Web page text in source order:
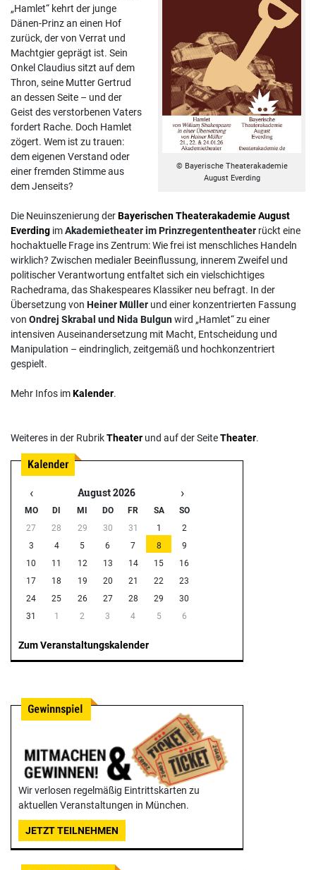
© Bayerische Theaterakademie
August Everding
„Hamlet“ kehrt der junge
Dänen-Prinz an einen Hof
zurück, der von Verrat und
Machtgier geprägt ist. Sein
Onkel Claudius sitzt auf dem
Thron, seine Mutter Gertrud
an dessen Seite – und der
Geist des verstorbenen Vaters
fordert Rache. Doch Hamlet
zögert. Wem ist zu trauen:
dem eigenen Verstand oder
einer fremden Stimme aus
dem Jenseits?
Die Neuinszenierung derBayerischen Theaterakademie August
Everding imAkademietheater im Prinzregententheater rückt eine
hochaktuelle Frage ins Zentrum: Wie frei ist menschliches Handeln
wirklich? Zwischen medialer Beeinflussung, innerem Zweifel und
politischer Verantwortung entfaltet sich ein vielschichtiges
Rachedrama, das Shakespeares Klassiker neu befragt. In der
Übersetzung von Heiner Müller und einer konzentrierten Fassung
von Ondrej Skrabal und Nida Bulgunwird „Hamlet“ zu einer
intensiven Auseinandersetzung mit Macht, Entscheidung und
Manipulation – eindringlich, zeitgemäß und hochkonzentriert
gespielt.
Mehr Infos imKalender.
Weiteres in der RubrikTheater und auf der SeiteTheater.
‹ August 2026 ›
MO DI MI DO FR SA
SO
27
28 29 30 31 1
2
3
4 5 6 7 8
9
10
11 12 13 14 15
16
17
18 19 20 21 22
23
24
25 26 27 28 29
30
31
1 2 3 4 5 6
Zum Veranstaltungskalender
Wir verlosen regelmäßig Eintrittskarten zu
aktuellen Veranstaltungen in München.
JETZT TEILNEHMEN